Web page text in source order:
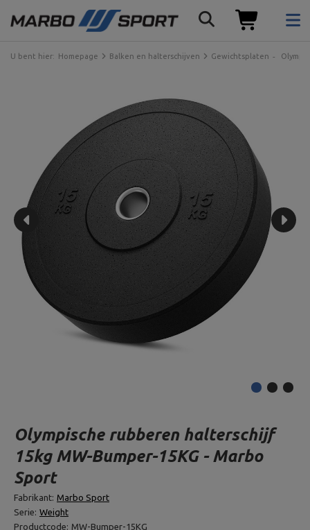
U bent hier: Homepage Balken en halterschijven Gewichtsplaten
Olympische rubberen halterschijf
15kg MW-Bumper-15KG - Marbo
Sport
Fabrikant: Marbo Sport
Serie: Weight
Productcode: MW-Bumper-15KG